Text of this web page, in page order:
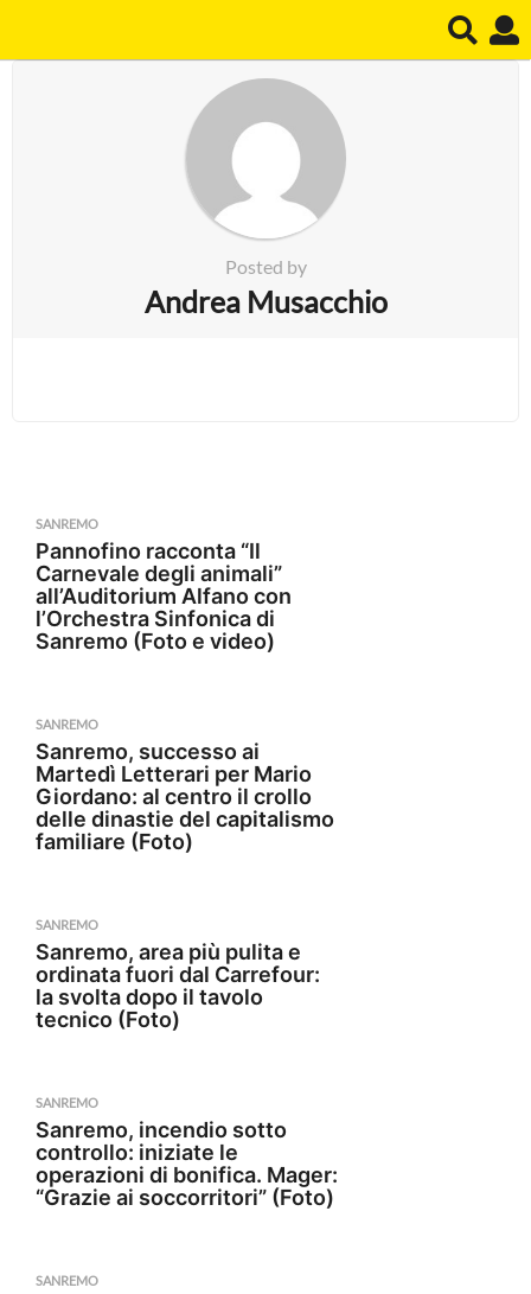
Posted by
Andrea Musacchio
SANREMO
Pannofino racconta “Il
Carnevale degli animali”
all’Auditorium Alfano con
l’Orchestra Sinfonica di
Sanremo (Foto e video)
SANREMO
Sanremo, successo ai
Martedì Letterari per Mario
Giordano: al centro il crollo
delle dinastie del capitalismo
familiare (Foto)
SANREMO
Sanremo, area più pulita e
ordinata fuori dal Carrefour:
la svolta dopo il tavolo
tecnico (Foto)
SANREMO
Sanremo, incendio sotto
controllo: iniziate le
operazioni di bonifica. Mager:
“Grazie ai soccorritori” (Foto)
SANREMO